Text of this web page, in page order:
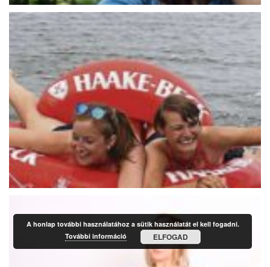
A honlap további használatához a sütik használatát el kell fogadni.
További információ
ELFOGAD